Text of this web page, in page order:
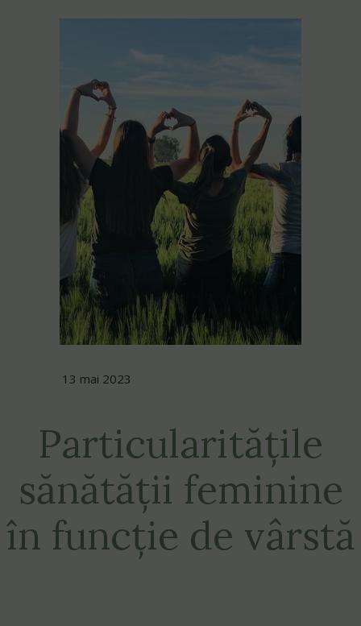
Particularitățile
sănătății feminine
în funcție de vârstă
13 mai 2023